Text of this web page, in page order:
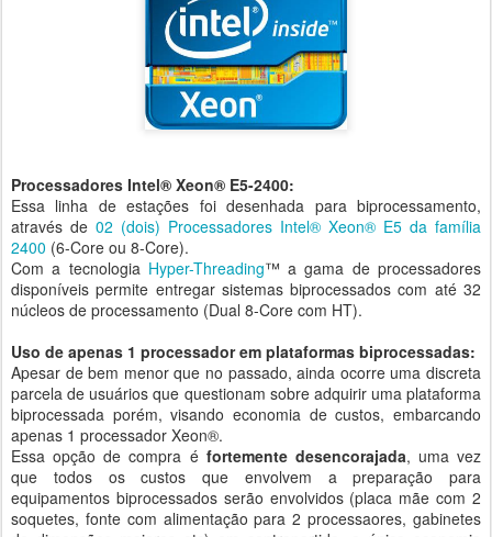
Processadores Intel® Xeon® E5-2400:
Essa linha de estações foi desenhada para biprocessamento,
através de 02 (dois) Processadores Intel® Xeon® E5 da família
2400 (6-Core ou 8-Core).
Com a tecnologia Hyper-Threading™ a gama de processadores
disponíveis permite entregar sistemas biprocessados com até 32
núcleos de processamento (Dual 8-Core com HT).
Uso de apenas 1 processador em plataformas biprocessadas:
Apesar de bem menor que no passado, ainda ocorre uma discreta
parcela de usuários que questionam sobre adquirir uma plataforma
biprocessada porém, visando economia de custos, embarcando
apenas 1 processador Xeon®.
Essa opção de compra é fortemente desencorajada, uma vez
que todos os custos que envolvem a preparação para
equipamentos biprocessados serão envolvidos (placa mãe com 2
soquetes, fonte com alimentação para 2 processaores, gabinetes